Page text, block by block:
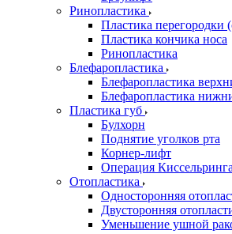
Ринопластика
Пластика перегородки
Пластика кончика носа
Ринопластика
Блефаропластика
Блефаропластика
Блефаропластика
Пластика губ
Булхорн
Поднятие уголков рта
Корнер-лифт
Операция Киссельринга
Oтопластика
Односторонняя
Двусторонняя
Уменьшение ушной